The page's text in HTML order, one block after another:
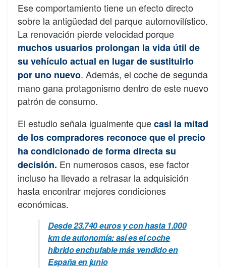
Ese comportamiento tiene un efecto directo
sobre la antigüedad del parque automovilístico.
La renovación pierde velocidad porque
muchos usuarios prolongan la vida útil de
su vehículo actual en lugar de sustituirlo
por uno nuevo. Además, el coche de segunda
mano gana protagonismo dentro de este nuevo
patrón de consumo.
El estudio señala igualmente quecasi la mitad
de los compradores reconoce que el precio
ha condicionado de forma directa su
decisión. En numerosos casos, ese factor
incluso ha llevado a retrasar la adquisición
hasta encontrar mejores condiciones
económicas.
Desde 23.740 euros y con hasta 1.000
km de autonomía: así es el coche
híbrido enchufable más vendido en
España en junio